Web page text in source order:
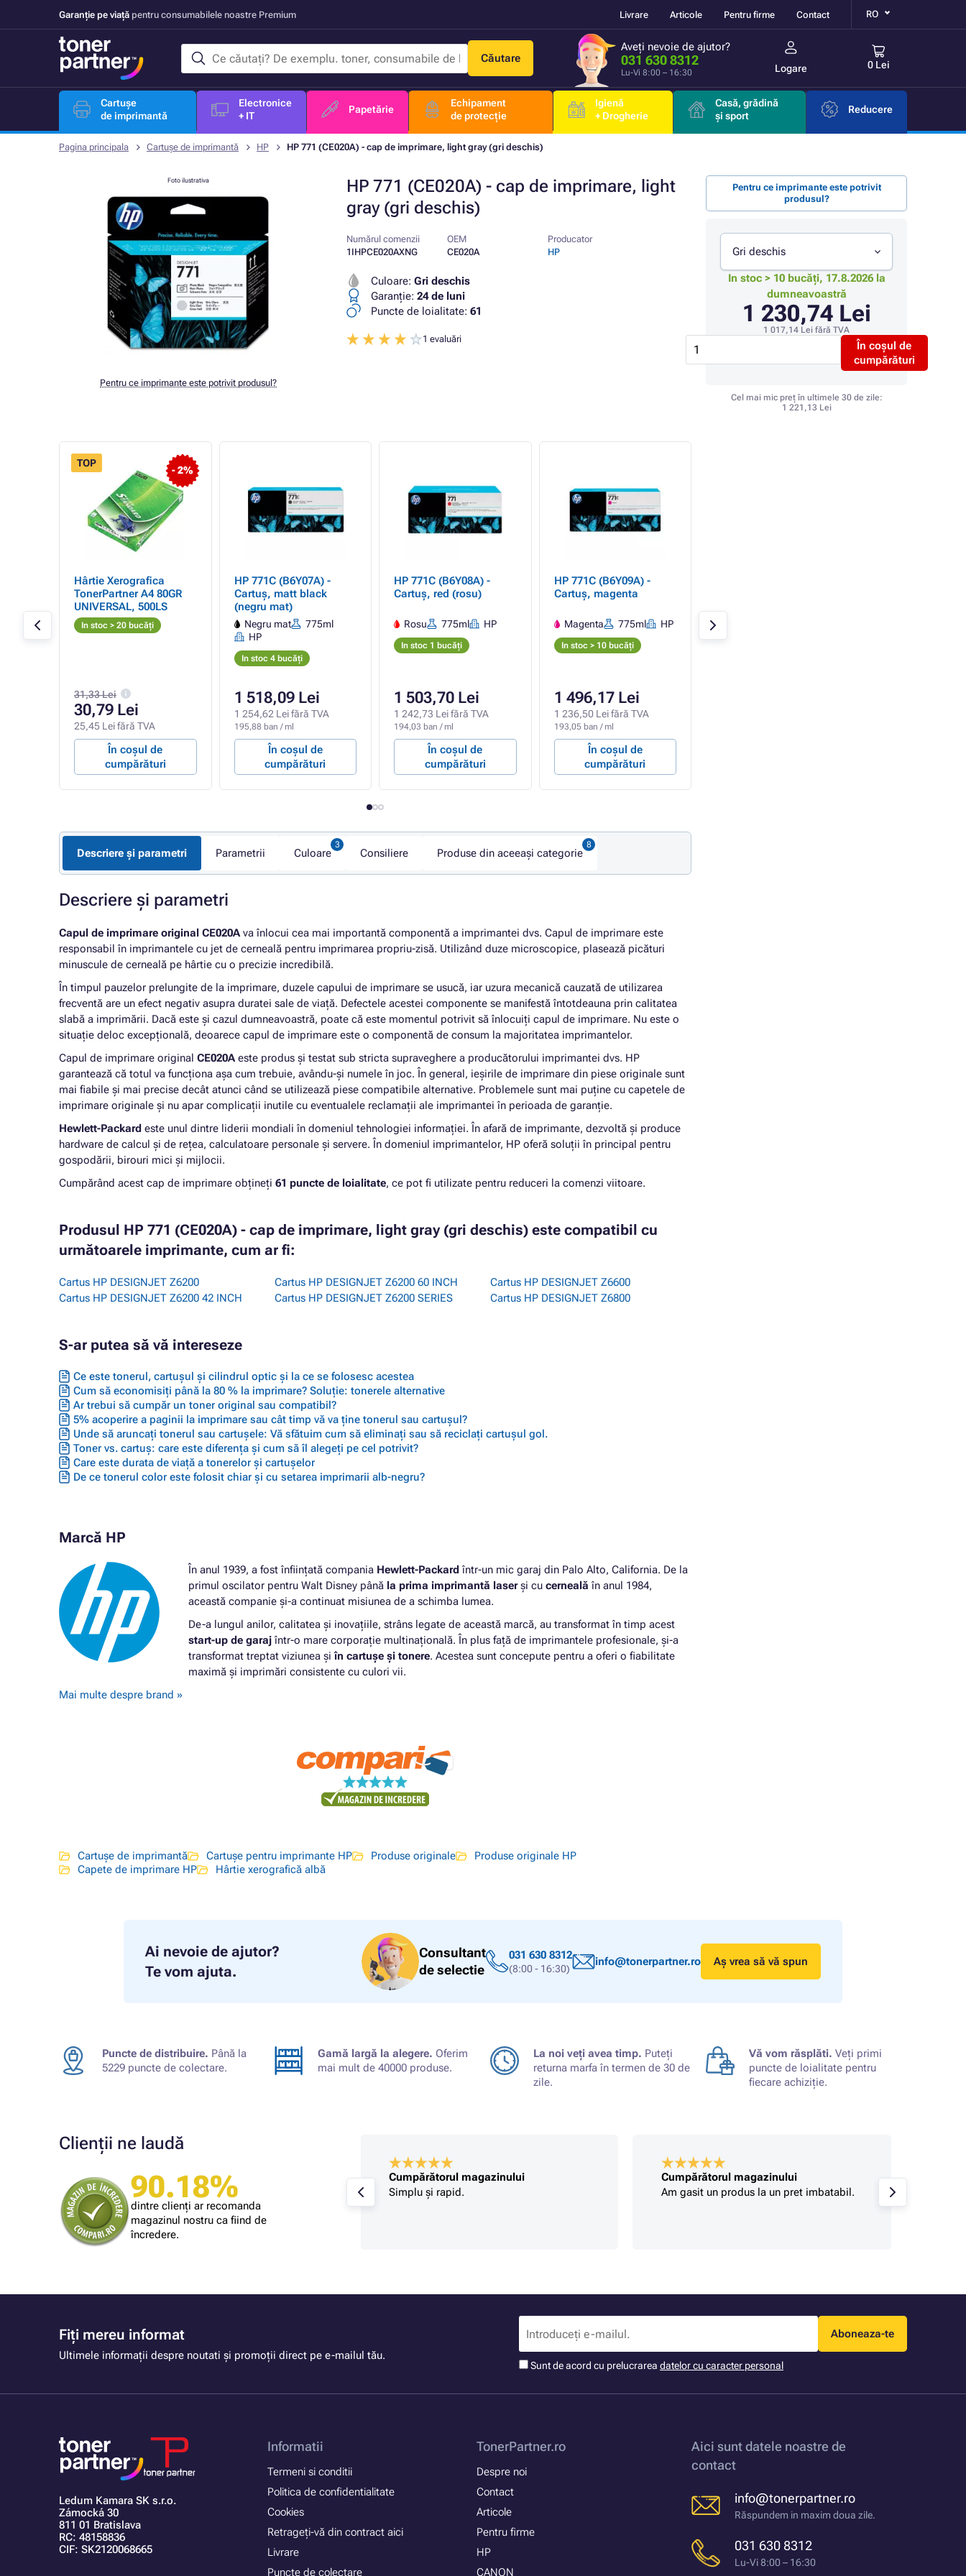
Garanție pe viață pentru consumabilele noastre Premium Livrare Articole Pentru firme Contact RO
Căutare
Aveți nevoie de ajutor?
031 630 8312
Lu-Vi 8:00 – 16:30 Logare 0 Lei
Cartușe
de imprimantă
Electronice
+ IT
Papetărie
Echipament
de protecție
Igienă
+ Drogherie
Casă, grădină
și sport
Reducere
Pagina principala Cartușe de imprimantă HP HP 771 (CE020A) - cap de imprimare, light gray (gri deschis)
HP 771 (CE020A) - cap de imprimare, light
gray (gri deschis)
Foto ilustrativa
Pentru ce imprimante este potrivit produsul?
Numărul comenzii
1IHPCE020AXNG
OEM
CE020A
Producator
HP
Culoare: Gri deschis
Garanţie: 24 de luni
Puncte de loialitate: 61
1 evaluări
Pentru ce imprimante este potrivit
produsul?
Gri deschis
In stoc > 10 bucăți, 17.8.2026 la
dumneavoastră
1 230,74 Lei
1 017,14 Lei fără TVA
În coșul de
cumpărături
Cel mai mic preț în ultimele 30 de zile:
1 221,13 Lei
- 2%
TOP
Hârtie Xerografica
TonerPartner A4 80GR
UNIVERSAL, 500LS
In stoc > 20 bucăți
31,33 Lei
30,79 Lei
25,45 Lei fără TVA
În coșul de
cumpărături
HP 771C (B6Y07A) -
Cartuș, matt black
(negru mat)
Negru mat
775ml
HP
In stoc 4 bucăți
1 518,09 Lei
1 254,62 Lei fără TVA
195,88 ban / ml
În coșul de
cumpărături
HP 771C (B6Y08A) -
Cartuș, red (rosu)
Rosu 775ml HP
In stoc 1 bucăți
1 503,70 Lei
1 242,73 Lei fără TVA
194,03 ban / ml
În coșul de
cumpărături
HP 771C (B6Y09A) -
Cartuș, magenta
Magenta 775ml HP
In stoc > 10 bucăți
1 496,17 Lei
1 236,50 Lei fără TVA
193,05 ban / ml
În coșul de
cumpărături
Descriere și parametri Parametrii Culoare Consiliere Produse din aceeași categorie
Descriere și parametri
Capul de imprimare original CE020Ava înlocui cea mai importantă componentă a imprimantei dvs. Capul de imprimare este
responsabil în imprimantele cu jet de cerneală pentru imprimarea propriu-zisă. Utilizând duze microscopice, plasează picături
minuscule de cerneală pe hârtie cu o precizie incredibilă.
În timpul pauzelor prelungite de la imprimare, duzele capului de imprimare se usucă, iar uzura mecanică cauzată de utilizarea
frecventă are un efect negativ asupra duratei sale de viață. Defectele acestei componente se manifestă întotdeauna prin calitatea
slabă a imprimării. Dacă este și cazul dumneavoastră, poate că este momentul potrivit să înlocuiți capul de imprimare. Nu este o
situație deloc excepțională, deoarece capul de imprimare este o componentă de consum la majoritatea imprimantelor.
Capul de imprimare original CE020Aeste produs și testat sub stricta supraveghere a producătorului imprimantei dvs. HP
garantează că totul va funcționa așa cum trebuie, avându-și numele în joc. În general, ieșirile de imprimare din piese originale sunt
mai fiabile și mai precise decât atunci când se utilizează piese compatibile alternative. Problemele sunt mai puține cu capetele de
imprimare originale și nu apar complicații inutile cu eventualele reclamații ale imprimantei în perioada de garanție.
Hewlett-Packard este unul dintre liderii mondiali în domeniul tehnologiei informației. În afară de imprimante, dezvoltă și produce
hardware de calcul și de rețea, calculatoare personale și servere. În domeniul imprimantelor, HP oferă soluții în principal pentru
gospodării, birouri mici și mijlocii.
Cumpărând acest cap de imprimare obțineți 61 puncte de loialitate, ce pot fi utilizate pentru reduceri la comenzi viitoare.
Produsul HP 771 (CE020A) - cap de imprimare, light gray (gri deschis) este compatibil cu
următoarele imprimante, cum ar fi:
Cartus HP DESIGNJET Z6200
Cartus HP DESIGNJET Z6200 42 INCH
Cartus HP DESIGNJET Z6200 60 INCH
Cartus HP DESIGNJET Z6200 SERIES
Cartus HP DESIGNJET Z6600
Cartus HP DESIGNJET Z6800
S-ar putea să vă intereseze
Ce este tonerul, cartușul și cilindrul optic și la ce se folosesc acestea
Cum să economisiți până la 80 % la imprimare? Soluție: tonerele alternative
Ar trebui să cumpăr un toner original sau compatibil?
5% acoperire a paginii la imprimare sau cât timp vă va ține tonerul sau cartușul?
Unde să aruncați tonerul sau cartușele: Vă sfătuim cum să eliminați sau să reciclați cartușul gol.
Toner vs. cartuș: care este diferența și cum să îl alegeți pe cel potrivit?
Care este durata de viață a tonerelor și cartușelor
De ce tonerul color este folosit chiar și cu setarea imprimarii alb-negru?
Marcă HP
În anul 1939, a fost înființată compania Hewlett-Packard într-un mic garaj din Palo Alto, California. De la
primul oscilator pentru Walt Disney până la prima imprimantă laserși cu cerneală în anul 1984,
această companie și-a continuat misiunea de a schimba lumea.
De-a lungul anilor, calitatea și inovațiile, strâns legate de această marcă, au transformat în timp acest
start-up de garaj într-o mare corporație multinațională. În plus față de imprimantele profesionale, și-a
transformat treptat viziunea șiîn cartușe și tonere. Acestea sunt concepute pentru a oferi o fiabilitate
maximă și imprimări consistente cu culori vii.
Mai multe despre brand »
Cartușe de imprimantă Cartușe pentru imprimante HP Produse originale
Produse originale HP
Capete de imprimare HP
Hârtie xerografică albă
Ai nevoie de ajutor?
Te vom ajuta.
Consultant
de selectie
031 630 8312
(8:00 - 16:30)
info@tonerpartner.ro Aș vrea să vă spun
Puncte de distribuire. Până la
5229 puncte de colectare.
Gamă largă la alegere. Oferim
mai mult de 40000 produse.
La noi veți avea timp. Puteți
returna marfa în termen de 30 de
zile.
Vă vom răsplăti. Veți primi
puncte de loialitate pentru
fiecare achiziție.
Clienții ne laudă
90.18%
dintre clienți ar recomanda
magazinul nostru ca fiind de
încredere.
Cumpărătorul magazinului
Bună. Având în vedere că produsul a venit
din străinătate, termenul de livrare mi se
pare rezonabil
Cumpărătorul magazinului
Simplu și rapid.
Cumpărătorul magazinului
Am gasit un produs la un pret imbatabil.
Fiți mereu informat
Ultimele informații despre noutati și promoții direct pe e-mailul tău.
Aboneaza-te
Sunt de acord cu prelucrarea datelor cu caracter personal
Ledum Kamara SK s.r.o.
Zámocká 30
811 01 Bratislava
RC: 48158836
CIF: SK2120068665
Informatii
Termeni si conditii
Politica de confidentialitate
Cookies
Retrageți-vă din contract aici
Livrare
Puncte de colectare
TonerPartner.ro
Despre noi
Contact
Articole
Pentru firme
HP
CANON
Aici sunt datele noastre de
contact
info@tonerpartner.ro
Răspundem in maxim doua zile.
031 630 8312
Lu-Vi 8:00 – 16:30